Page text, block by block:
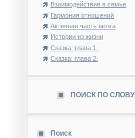
Взаимодействие в семье
Гармония отношений
Активная часть мозга
Истории из жизни
Сказка: глава 1.
Сказка: глава 2.
ПОИСК ПО СЛОВУ
Поиск